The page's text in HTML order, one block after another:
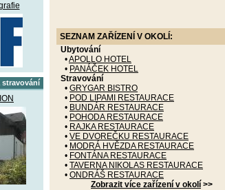
stravování
SEZNAM ZAŘÍZENÍ V OKOLÍ:
Ubytování
•APOLLO HOTEL
• PANÁČEK HOTEL
Stravování
• GRYGAR BISTRO
• POD LIPAMI RESTAURACE
• BUNDÁR RESTAURACE
• POHODA RESTAURACE
• RAJKA RESTAURACE
• VE DVOREČKU RESTAURACE
• MODRÁ HVĚZDA RESTAURACE
• FONTÁNA RESTAURACE
• TAVERNA NIKOLAS RESTAURACE
• ONDRÁŠ RESTAURACE
Zobrazit více zařízení v okolí >>